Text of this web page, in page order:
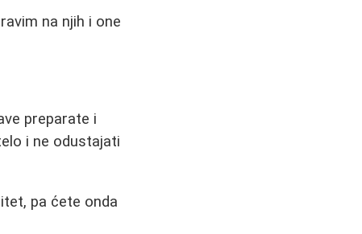
na njih i one
preparate i
i ne odustajati
pa ćete onda